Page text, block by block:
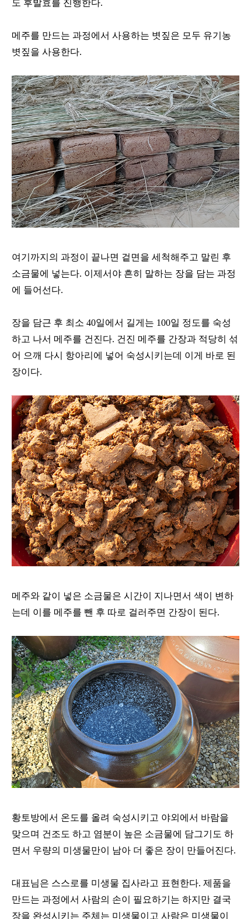
도 후발효를 진행한다.
메주를 만드는 과정에서 사용하는 볏짚은 모두 유기농
볏짚을 사용한다.
여기까지의 과정이 끝나면 겉면을 세척해주고 말린 후
소금물에 넣는다. 이제서야 흔히 말하는 장을 담는 과정
에 들어선다.
장을 담근 후 최소 40일에서 길게는 100일 정도를 숙성
하고 나서 메주를 건진다. 건진 메주를 간장과 적당히 섞
어 으깨 다시 항아리에 넣어 숙성시키는데 이게 바로 된
장이다.
메주와 같이 넣은 소금물은 시간이 지나면서 색이 변하
는데 이를 메주를 뺀 후 따로 걸러주면 간장이 된다.
황토방에서 온도를 올려 숙성시키고 야외에서 바람을
맞으며 건조도 하고 염분이 높은 소금물에 담그기도 하
면서 우량의 미생물만이 남아 더 좋은 장이 만들어진다.
대표님은 스스로를 미생물 집사라고 표현한다. 제품을
만드는 과정에서 사람의 손이 필요하기는 하지만 결국
장을 완성시키는 주체는 미생물이고 사람은 미생물이